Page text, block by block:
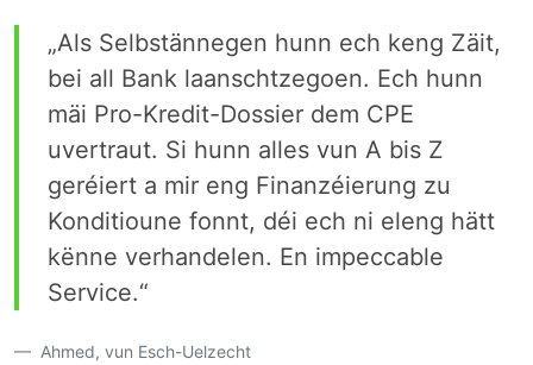
„Als Selbstännegen hunn ech keng Zäit,
bei all Bank laanschtzegoen. Ech hunn
mäi Pro-Kredit-Dossier dem CPE
uvertraut. Si hunn alles vun A bis Z
geréiert a mir eng Finanzéierung zu
Konditioune fonnt, déi ech ni eleng hätt
kënne verhandelen. En impeccable
Service.“
Ahmed, vun Esch-Uelzecht